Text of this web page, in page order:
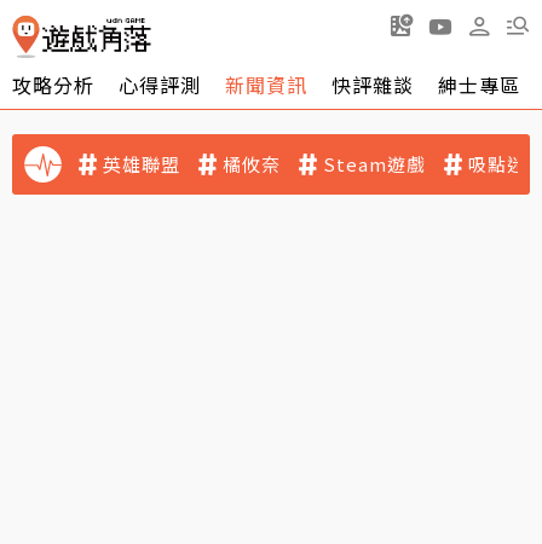
攻略分析 心得評測 新聞資訊 快評雜談 紳士專區
英雄聯盟 橘攸奈 Steam遊戲 吸點迷